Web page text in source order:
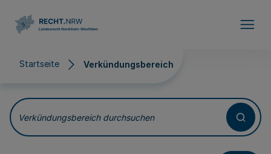
Startseite Verkündungsbereich
Verkündungsbereich
Verkündungsbereich durchsuchen